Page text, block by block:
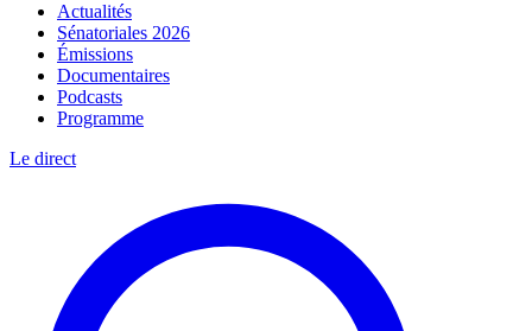
Actualités
Sénatoriales 2026
Émissions
Documentaires
Podcasts
Programme
Le direct